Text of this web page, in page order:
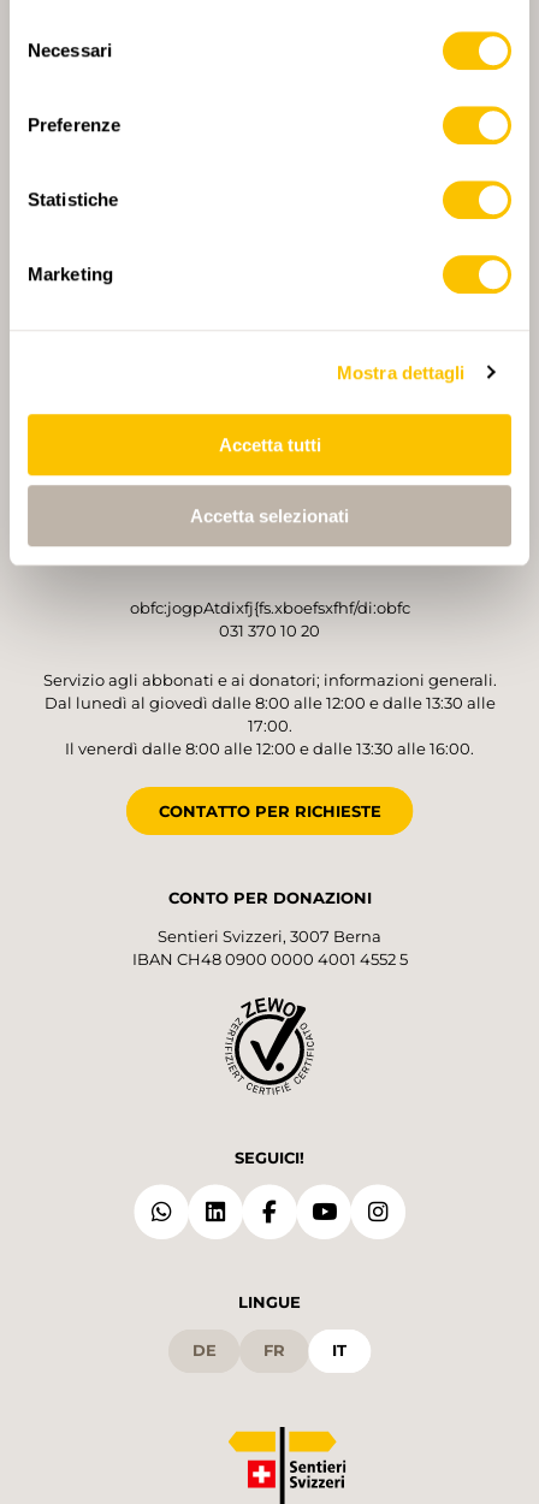
delNecessari
Preferenze
Statistiche
Marketing
Mostra dettagli
Accetta tutti
Accetta selezionati
GESTORE
Sentieri Svizzeri
obfc:jogpAtdixfj{fs.xboefsxfhf/di:obfc
031 370 10 20
Servizio agli abbonati e ai donatori; informazioni generali.
Dal lunedì al giovedì dalle 8:00 alle 12:00 e dalle 13:30 alle
17:00.
Il venerdì dalle 8:00 alle 12:00 e dalle 13:30 alle 16:00.
CONTATTO PER RICHIESTE
CONTO PER DONAZIONI
Sentieri Svizzeri, 3007 Berna
IBAN CH48 0900 0000 4001 4552 5
SEGUICI!
LINGUE
DE FR IT